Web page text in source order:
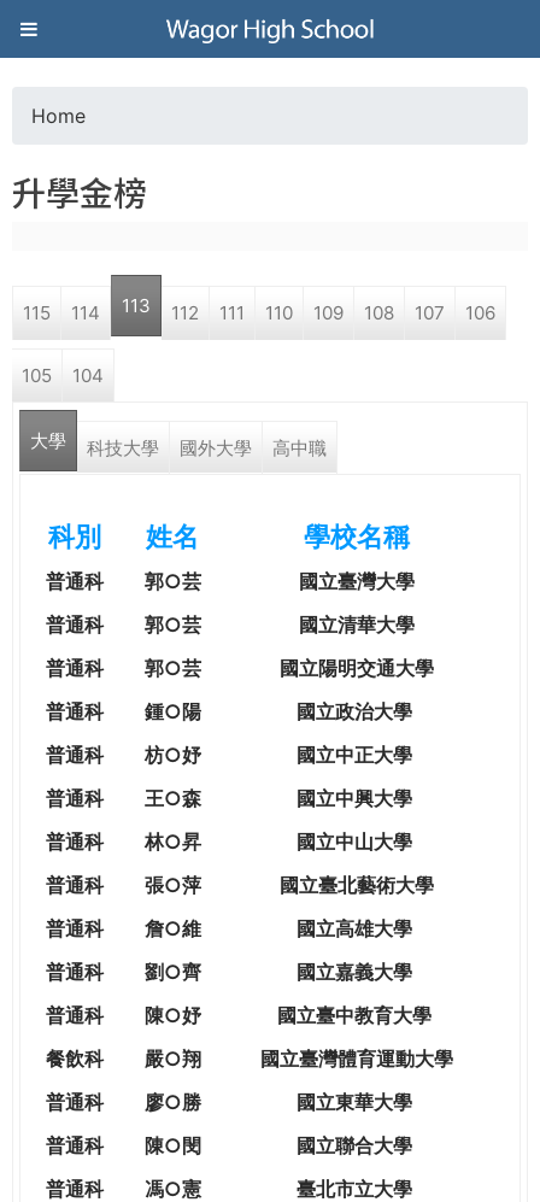
Jump to navigation
葳
格
高
學
WAGOR
TODAY
WORLD
TOMORROW
o
a
r
e
e
Home
升學金榜
115 114 113 112 111 110 109 108 107 106
105 104
大學 科技大學 國外大學 高中職
科別 姓名 學校名稱
普通科 郭○芸
國立臺灣大學
普通科
郭○芸
國立清華大學
普通科
郭○芸
國立陽明交通大學
普通科
鍾○陽
國立政治大學
普通科
枋○妤
國立中正大學
普通科
王○森
國立中興大學
普通科
林○昇
國立中山大學
普通科
張○萍
國立臺北藝術大學
普通科
詹○維
國立高雄大學
普通科
劉○齊
國立嘉義大學
普通科
陳○妤
國立臺中教育大學
餐飲科
嚴○翔 國立臺灣體育運動大學
普通科
廖○勝
國立東華大學
普通科
陳○閔
國立聯合大學
普通科
馮○憲
臺北市立大學